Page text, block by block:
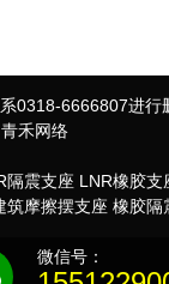
微信号：
0318-6666807进行
青禾网络
隔震支座 LNR橡胶支
筑摩擦摆支座 橡胶隔